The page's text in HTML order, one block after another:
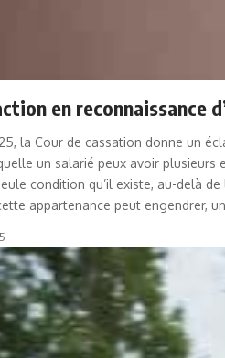
en reconnaissance
la Cour de cassation donne un
un salarié peux avoir plusieurs
condition qu’il existe, au-delà
appartenance peut engendrer,